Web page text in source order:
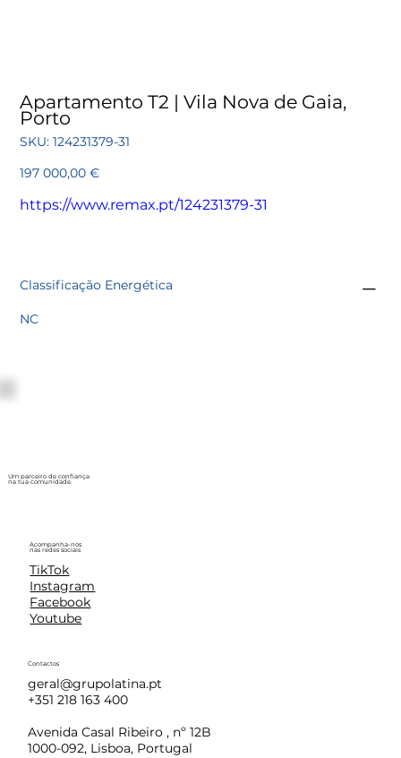
Apartamento T2 | Vila Nova de Gaia,
Porto
SKU: SKU
124231379-
124231379-31
Preço
197 000,00 €
https://www.remax.pt/124231379-31
Classificação Energética
NC
Um parceiro de confiança
na tua comunidade.
Acompanha-nos
nas redes sociais
TikTok
Instagram
Facebook
Youtube
Contactos
geral@grupolatina.pt
+351 218 163 400
Avenida Casal Ribeiro , nº 12B
1000-092, Lisboa, Portugal